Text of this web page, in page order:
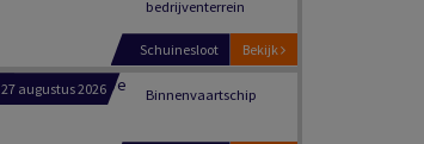
Bekijk
Panheel
17 september 2026
Voormalig